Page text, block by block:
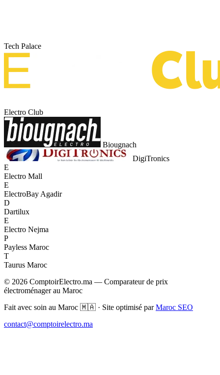
Tech Palace
Electro Club
Biougnach
DigiTronics
E
Electro Mall
E
ElectroBay Agadir
D
Dartilux
E
Electro Nejma
P
Payless Maroc
T
Taurus Maroc
© 2026 ComptoirElectro.ma — Comparateur de prix
électroménager au Maroc
Fait avec soin au Maroc 🇲🇦 · Site optimisé parMaroc SEO
contact@comptoirelectro.ma